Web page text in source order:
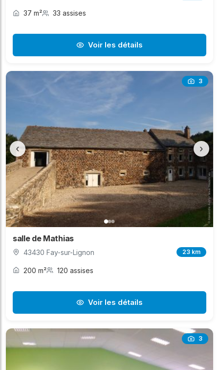
37 m² 33 assises
Voir les détails
3
‹ ›
salle de Mathias
43430 Fay-sur-Lignon 23 km
200 m² 120 assises
Voir les détails
3